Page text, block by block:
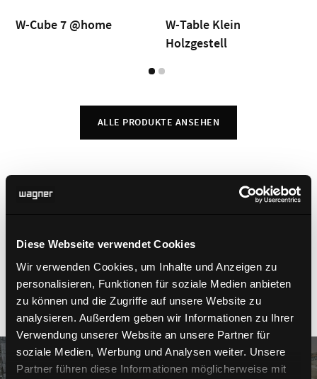
Diese Webseite verwendet Cookies
Wir verwenden Cookies, um Inhalte und Anzeigen zu
personalisieren, Funktionen für soziale Medien anbieten
zu können und die Zugriffe auf unsere Website zu
analysieren. Außerdem geben wir Informationen zu Ihrer
Verwendung unserer Website an unsere Partner für
soziale Medien, Werbung und Analysen weiter. Unsere
Partner führen diese Informationen möglicherweise mit
W-Cube 7 @home
W-Table Klein
Holzgestell
ALLE PRODUKTE ANSEHEN
Weitere Referenzen: